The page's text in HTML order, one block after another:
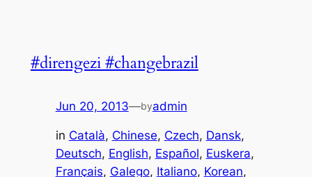
#direngezi #changebrazil
Jun 20, 2013—byadmin
in Català, Chinese, Czech, Dansk
Deutsch, English, Español, Euskera
Français, Galego, Italiano, Korean